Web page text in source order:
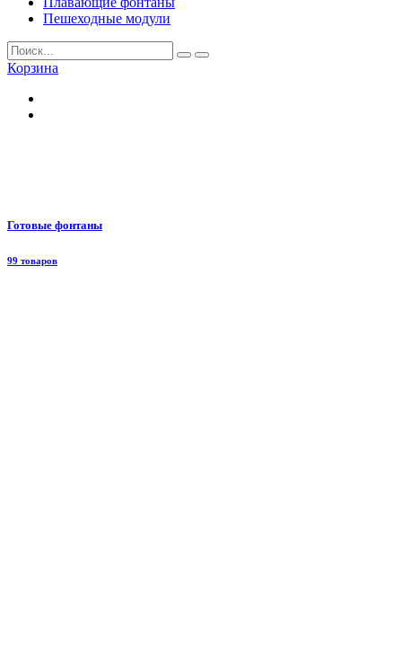
Пешеходные модули
Корзина
Готовые фонтаны
99 товаров